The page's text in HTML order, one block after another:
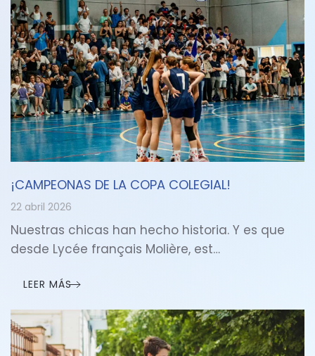
¡CAMPEONAS DE LA COPA COLEGIAL!
22 abril 2026
Nuestras chicas han hecho historia. Y es que
desde Lycée français Molière, est…
LEER MÁS